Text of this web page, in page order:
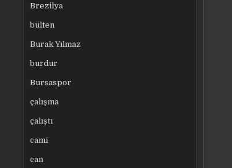
Brezilya
bülten
Burak Yılmaz
burdur
Bursaspor
çalışma
çalıştı
cami
can